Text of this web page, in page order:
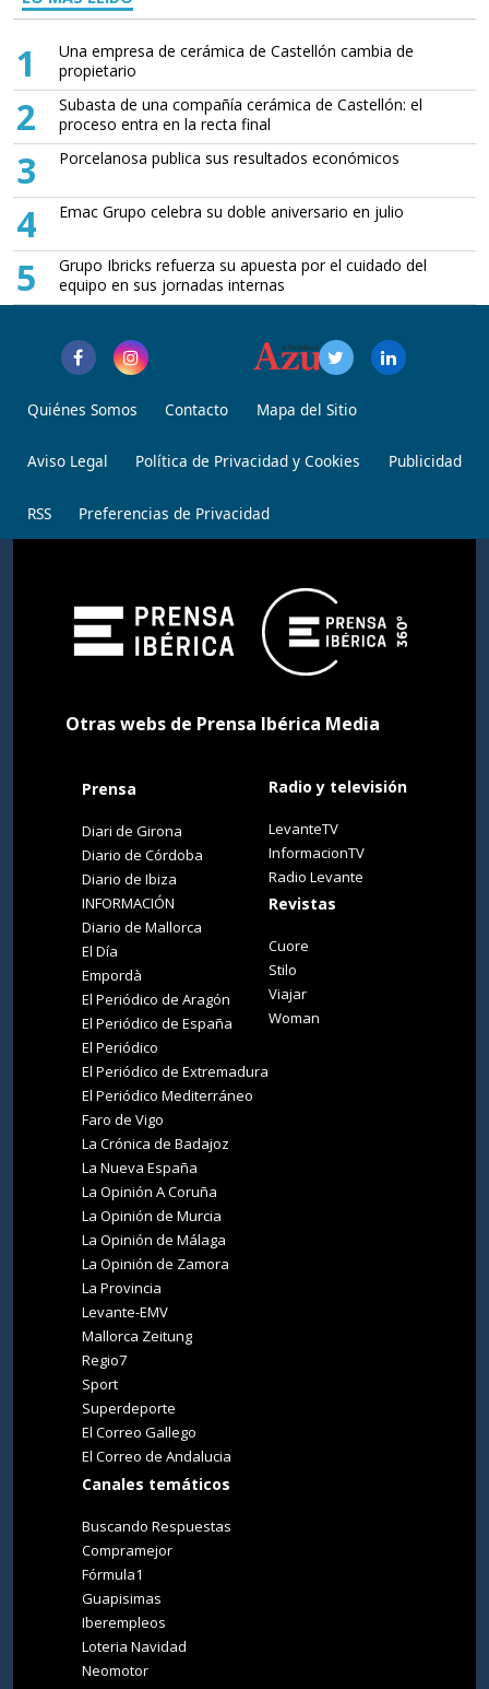
1
Una empresa de cerámica de Castellón cambia de
propietario
2
Subasta de una compañía cerámica de Castellón: el
proceso entra en la recta final
3 Porcelanosa publica sus resultados económicos
4 Emac Grupo celebra su doble aniversario en julio
5
Grupo Ibricks refuerza su apuesta por el cuidado del
equipo en sus jornadas internas
Quiénes Somos Contacto Mapa del Sitio
Aviso Legal Política de Privacidad y Cookies Publicidad
RSS Preferencias de Privacidad
Otras webs de Prensa Ibérica Media
Prensa
Diari de Girona
Diario de Córdoba
Diario de Ibiza
INFORMACIÓN
Diario de Mallorca
El Día
Empordà
El Periódico de Aragón
El Periódico de España
El Periódico
El Periódico de Extremadura
El Periódico Mediterráneo
Faro de Vigo
La Crónica de Badajoz
La Nueva España
La Opinión A Coruña
La Opinión de Murcia
La Opinión de Málaga
La Opinión de Zamora
La Provincia
Levante-EMV
Mallorca Zeitung
Regio7
Sport
Superdeporte
El Correo Gallego
El Correo de Andalucia
Canales temáticos
Buscando Respuestas
Compramejor
Fórmula1
Guapisimas
Iberempleos
Loteria Navidad
Neomotor
Radio y televisión
LevanteTV
InformacionTV
Radio Levante
Revistas
Cuore
Stilo
Viajar
Woman